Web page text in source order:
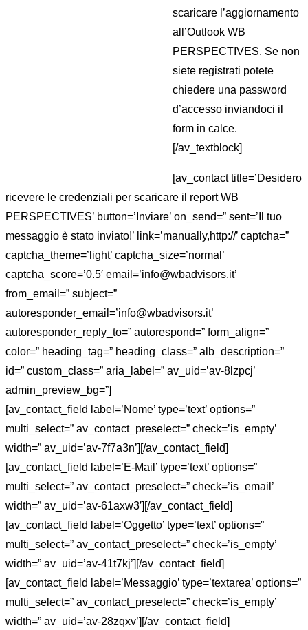
scaricare l’aggiornamento
all’Outlook WB
PERSPECTIVES. Se non
siete registrati potete
chiedere una password
d’accesso inviandoci il
form in calce.
[/av_textblock]
[av_contact title=’Desidero
ricevere le credenziali per scaricare il report WB
PERSPECTIVES’ button=’Inviare’ on_send=” sent=’Il tuo
messaggio è stato inviato!’ link=’manually,http://’ captcha=”
captcha_theme=’light’ captcha_size=’normal’
captcha_score=’0.5′ email=’info@wbadvisors.it’
from_email=” subject=”
autoresponder_email=’info@wbadvisors.it’
autoresponder_reply_to=” autorespond=” form_align=”
color=” heading_tag=” heading_class=” alb_description=”
id=” custom_class=” aria_label=” av_uid=’av-8lzpcj’
admin_preview_bg=”]
[av_contact_field label=’Nome’ type=’text’ options=”
multi_select=” av_contact_preselect=” check=’is_empty’
width=” av_uid=’av-7f7a3n’][/av_contact_field]
[av_contact_field label=’E-Mail’ type=’text’ options=”
multi_select=” av_contact_preselect=” check=’is_email’
width=” av_uid=’av-61axw3′][/av_contact_field]
[av_contact_field label=’Oggetto’ type=’text’ options=”
multi_select=” av_contact_preselect=” check=’is_empty’
width=” av_uid=’av-41t7kj’][/av_contact_field]
[av_contact_field label=’Messaggio’ type=’textarea’ options=”
multi_select=” av_contact_preselect=” check=’is_empty’
width=” av_uid=’av-28zqxv’][/av_contact_field]